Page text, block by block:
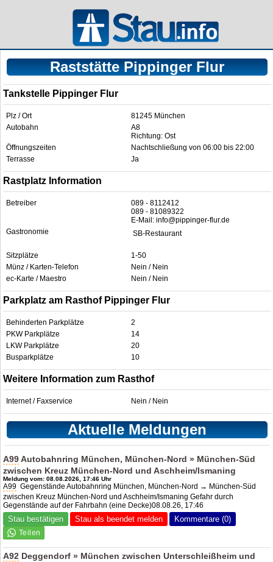
Raststätte Pippinger Flur
Tankstelle Pippinger Flur
Plz / Ort
81245 München
Autobahn
A8
Richtung: Ost
Öffnungszeiten
Nachtschließung von 06:00 bis 22:00
Terrasse
Ja
Rastplatz Information
Betreiber
089 - 8112412
089 - 81089322
E-Mail: info@pippinger-flur.de
Gastronomie
SB-Restaurant
Sitzplätze
1-50
Münz / Karten-Telefon
Nein / Nein
ec-Karte / Maestro
Nein / Nein
Parkplatz am Rasthof Pippinger Flur
Behinderten Parkplätze
2
PKW Parkplätze
14
LKW Parkplätze
20
Busparkplätze
10
Weitere Information zum Rasthof
Internet / Faxservice Nein / Nein
Aktuelle Meldungen
A99Autobahnring München, München-Nord » München-Süd
zwischen Kreuz München-Nord und Aschheim/Ismaning
Meldung vom: 08.08.2026, 17:46 Uhr
A99 Gegenstände Autobahnring München, München-Nord → München-Süd
zwischen Kreuz München-Nord und Aschheim/Ismaning Gefahr durch
Gegenstände auf der Fahrbahn (eine Decke)08.08.26, 17:46
Stau bestätigen Stau als beendet melden Kommentare (0)
A92 Deggendorf » München zwischen Unterschleißheim und